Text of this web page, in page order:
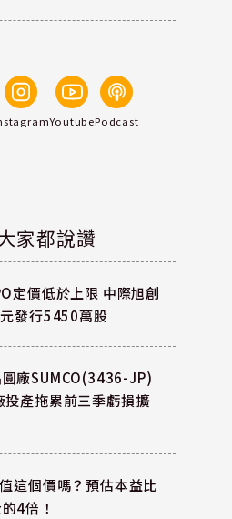
YoutubePodcast
家都說讚
定價低於上限 中際旭創
發行5450萬股
廠SUMCO(3436-JP)
投產拖累前三季虧損擴
這個價嗎？預估本益比
4倍！